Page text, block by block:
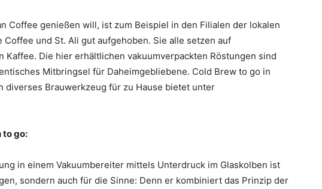
Coffee genießen will, ist zum Beispiel in den Filialen der lokalen
Coffee und St. Ali gut aufgehoben. Sie alle setzen auf
Kaffee. Die hier erhältlichen vakuumverpackten Röstungen sind
Mitbringsel für Daheimgebliebene. Cold Brew to go in
diverses Brauwerkzeug für zu Hause bietet unter
to go:
in einem Vakuumbereiter mittels Unterdruck im Glaskolben ist
sondern auch für die Sinne: Denn er kombiniert das Prinzip der